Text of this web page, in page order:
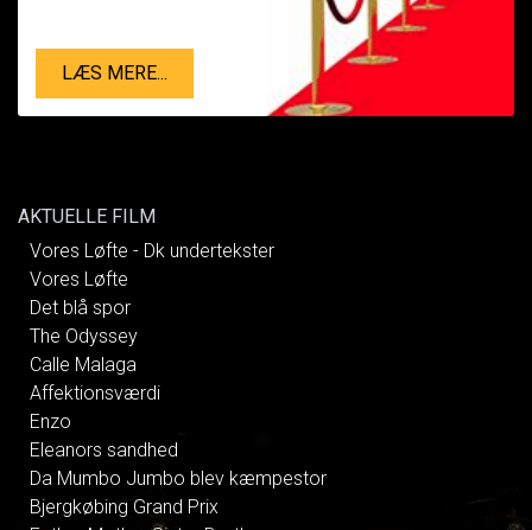
LÆS MERE...
AKTUELLE FILM
Vores Løfte - Dk undertekster
Vores Løfte
Det blå spor
The Odyssey
Calle Malaga
Affektionsværdi
Enzo
Eleanors sandhed
Da Mumbo Jumbo blev kæmpestor
Bjergkøbing Grand Prix